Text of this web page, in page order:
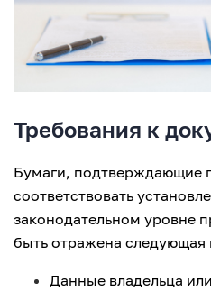
Требования к
Бумаги, подтверждающие
соответствовать
законодательном уровне
быть отражена
Данные владельца